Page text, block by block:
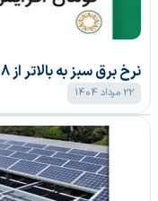
نرخ برق سبز به بالاتر از 8 هزار تومان افزایش یافت!
22 مرداد 1404